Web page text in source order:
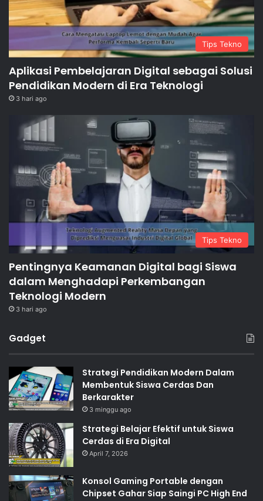
Tips Tekno
Aplikasi Pembelajaran Digital sebagai Solusi
Pendidikan Modern di Era Teknologi
3 hari ago
Tips Tekno
Pentingnya Keamanan Digital bagi Siswa
dalam Menghadapi Perkembangan
Teknologi Modern
3 hari ago
Gadget
Strategi Pendidikan Modern Dalam
Membentuk Siswa Cerdas Dan
Berkarakter
3 minggu ago
Strategi Belajar Efektif untuk Siswa
Cerdas di Era Digital
April 7, 2026
Konsol Gaming Portable dengan
Chipset Gahar Siap Saingi PC High End